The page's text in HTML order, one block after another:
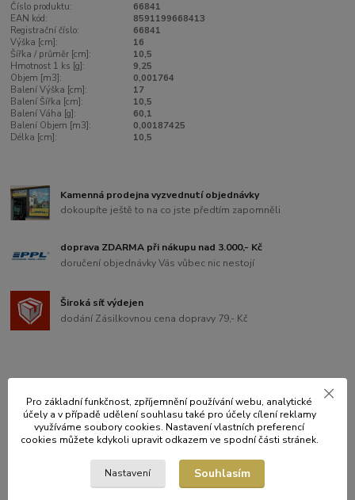
Číslo produktu:
66841
EAN kód:
8591199668413
Registrační číslo:
66841
Výška [cm]:
16
Šířka / průměr [cm]:
10,5
Hmotnost 1 ks [g]:
9,25
Objem [m3]:
0,001764
Balení Výška [cm]:
17
Balení Šířka [cm]:
10,5
Balení Váha [g]:
60,1
Balení Objem [m3]:
0,00187425
Délka [cm]:
10,5
Kamenná prodejna vyzvednutí objednávky
dokoupíte ještě to na co jste předtím zapomněli
doprava ZDARMA při nákupu nad 3.000,- Kč
doručení objednávky Vás vůbec nic nestojí
Široká síť výdejen
dodání Zásilkovnou cena dopravy 79,- Kč
Původ zboží
Zboží zařazeno v kategoriích
PÁRTY SORTIMENT
Pro základní funkčnost, zpříjemnění používání webu, analytické
účely a v případě udělení souhlasu také pro účely cílení reklamy
využíváme soubory cookies. Nastavení vlastních preferencí
cookies můžete kdykoli upravit odkazem ve spodní části stránek.
Nastavení Souhlasím